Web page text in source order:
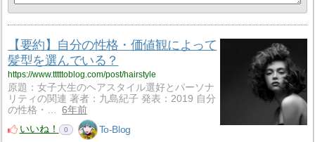
【要約】自分の性格・価値観によって
髪型を選んでいる？
https://www.tttttoblog.com/post/hairstyle
原題：女子大生のヘアスタイル選好とパーソナ
リティの関連 著者：九島紀子 発表：2019 自分
の性格・…
6年前
いいね！
0 To-Blog